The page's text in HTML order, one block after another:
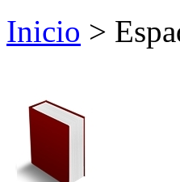
Inicio >